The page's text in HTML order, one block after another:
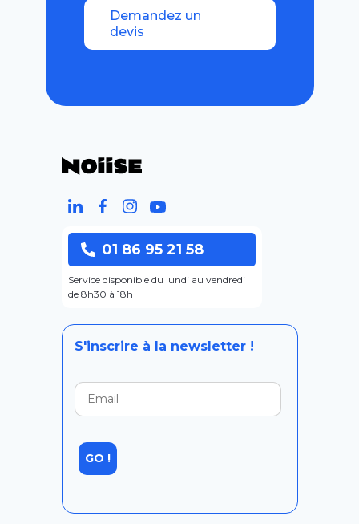
Demandez un
devis
01 86 95 21 58
Service disponible du lundi au vendredi
de 8h30 à 18h
S'inscrire à la newsletter !